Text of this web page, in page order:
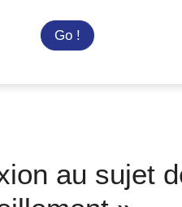
Go ! Baleines
et
au sujet